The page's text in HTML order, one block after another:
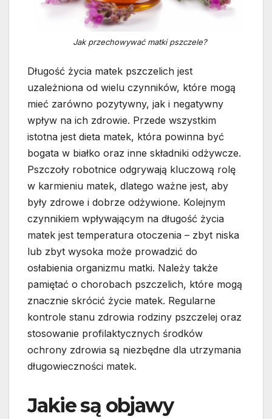
Jak przechowywać matki pszczele?
Długość życia matek pszczelich jest
uzależniona od wielu czynników, które mogą
mieć zarówno pozytywny, jak i negatywny
wpływ na ich zdrowie. Przede wszystkim
istotna jest dieta matek, która powinna być
bogata w białko oraz inne składniki odżywcze.
Pszczoły robotnice odgrywają kluczową rolę
w karmieniu matek, dlatego ważne jest, aby
były zdrowe i dobrze odżywione. Kolejnym
czynnikiem wpływającym na długość życia
matek jest temperatura otoczenia – zbyt niska
lub zbyt wysoka może prowadzić do
osłabienia organizmu matki. Należy także
pamiętać o chorobach pszczelich, które mogą
znacznie skrócić życie matek. Regularne
kontrole stanu zdrowia rodziny pszczelej oraz
stosowanie profilaktycznych środków
ochrony zdrowia są niezbędne dla utrzymania
długowieczności matek.
Jakie są objawy